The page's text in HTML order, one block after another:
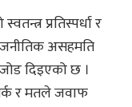
प्रतिस्पर्धा र
असहमति
दिइएको छ ।
र मतले जवाफ